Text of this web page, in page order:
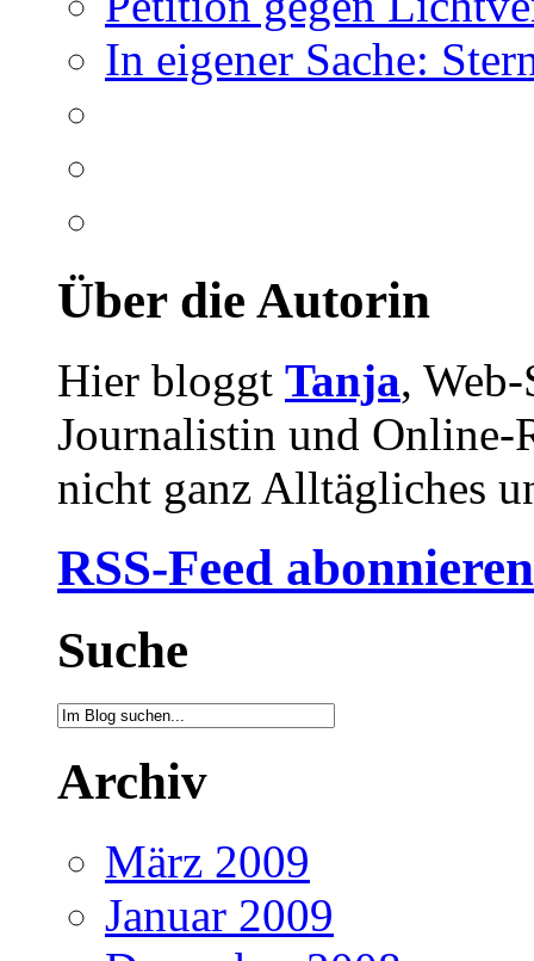
In eigener Sache:
Über die Autorin
Hier bloggt Tanja,
Journalistin und Online-
nicht ganz Alltägliches
RSS-Feed abonnieren
Suche
Archiv
März 2009
Januar 2009